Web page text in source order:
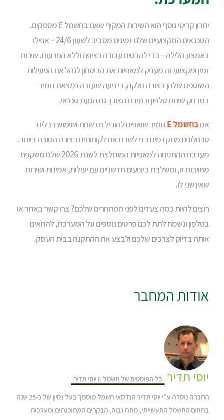
יתרון קריטי נוסף הוא השירות המקיף שאנו בחשמל E מספקים.
הטכנאים המקצועיים שלנו זמינים מסביב לשעון 24/6 – אפילו
באמצע הלילה – כדי להבטיח עבודה רציפה וללא הפרעות. שירות
זמין ומקצועי זה מעניק למאפיות את הביטחון לנהל את הפעילות
השוטפת שלהן בצורה חלקה, בידיעה שעזרה נמצאת תמיד
במרחק שיחת טלפון ובמידת הצורך גם הגעת טכנאי.
אנובחשמל E
תמיד שואפים להוביל חדשנות ושימוש בכלים
טכנולוגים מתקדמים כדי לשרת את לקוחותינו בצורה הטובה ביותר.
מערכת ההתפחה למאפיות המומלצת לשנת 2026 שלנו משקפת
מחויבות זו, ומשלבת ביצועים חדשניים עם יעילות, אמינות ושירות
שאין שני לו.
רוצים להיות כמה צעדים לפני המתחרים שלכם? צרו קשר באתר או
בטלפון ונשמח לתת לכם פרטים נוספים על המערכת, להתאים
אותה בדיוק לצרכים שלכם ולבצע את ההתקנה בבית העסק.
אודות המחבר
יוסי תדיר כל הפוסטים של חשמל E יוסי תדיר
החברה נוסדה ע”י יוסי תדיר הנדסאי חשמל מוסמך בעל נסיון של כ-25 שנה
בתחום החשמל התעשייתי, מתח גבוה, הבקרים המתוכנתים ומערכות